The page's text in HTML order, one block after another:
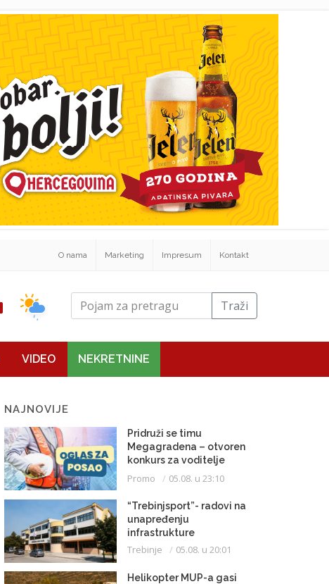
O nama Marketing Impresum Kontakt
Traži
VIDEO NEKRETNINE
NAJNOVIJE
Pridruži se timu
Megagradena – otvoren
konkurs za voditelje
gradilišta
Promo 05.08. u 23:10
“Trebinjsport”- radovi na
unapređenju
infrastrukture
Trebinje 05.08. u 20:01
Helikopter MUP-a gasi